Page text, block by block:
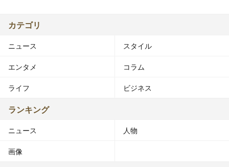
カテゴリ
ニュース スタイル
エンタメ コラム
ライフ ビジネス
ランキング
ニュース 人物
画像